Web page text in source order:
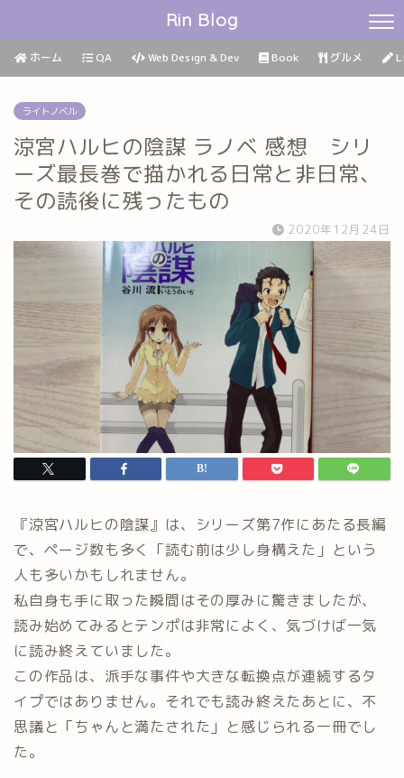
Rin Blog
ホーム QA Web Design & Dev Book グルメ
ライトノベル
涼宮ハルヒの陰謀 ラノベ 感想 シリ
ーズ最長巻で描かれる日常と非日常、
その読後に残ったもの
2020年12月24日
『涼宮ハルヒの陰謀』は、シリーズ第7作にあたる長編
で、ページ数も多く「読む前は少し身構えた」という
人も多いかもしれません。
私自身も手に取った瞬間はその厚みに驚きましたが、
読み始めてみるとテンポは非常によく、気づけば一気
に読み終えていました。
この作品は、派手な事件や大きな転換点が連続するタ
イプではありません。それでも読み終えたあとに、不
思議と「ちゃんと満たされた」と感じられる一冊でし
た。